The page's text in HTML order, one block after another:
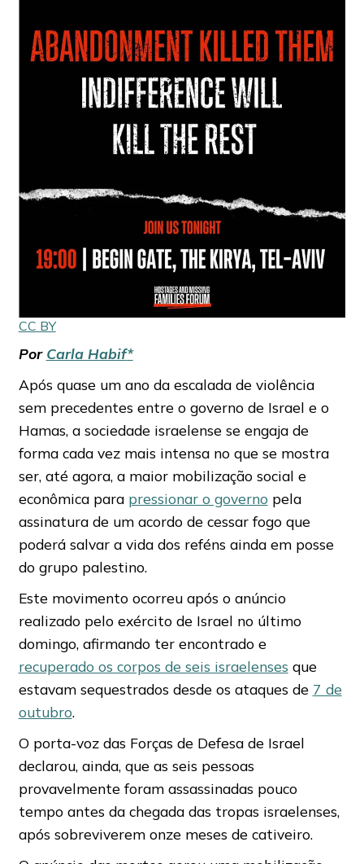
CC BY
Por Carla Habif*
Após quase um ano da escalada de violência
sem precedentes entre o governo de Israel e o
Hamas, a sociedade israelense se engaja de
forma cada vez mais intensa no que se mostra
ser, até agora, a maior mobilização social e
econômica para pressionar o governo pela
assinatura de um acordo de cessar fogo que
poderá salvar a vida dos reféns ainda em posse
do grupo palestino.
Este movimento ocorreu após o anúncio
realizado pelo exército de Israel no último
domingo, afirmando ter encontrado e
recuperado os corpos de seis israelenses que
estavam sequestrados desde os ataques de 7 de
outubro.
O porta-voz das Forças de Defesa de Israel
declarou, ainda, que as seis pessoas
provavelmente foram assassinadas pouco
tempo antes da chegada das tropas israelenses,
após sobreviverem onze meses de cativeiro.